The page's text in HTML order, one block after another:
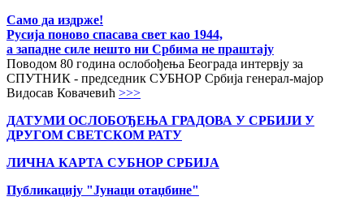
Само да издрже!
Русија поново спасава свет као 1944,
а западне силе нешто ни Србима не праштају
Поводом 80 година ослобођења Београда интервју за
СПУТНИК - председник СУБНОР Србија генерал-мајор
Видосав Ковачевић >>>
ДАТУМИ ОСЛОБОЂЕЊА ГРАДОВА У СРБИЈИ У
ДРУГОМ СВЕТСКОМ РАТУ
ЛИЧНА КАРТА СУБНОР СРБИЈА
Публикацију "Јунаци отаџбине"